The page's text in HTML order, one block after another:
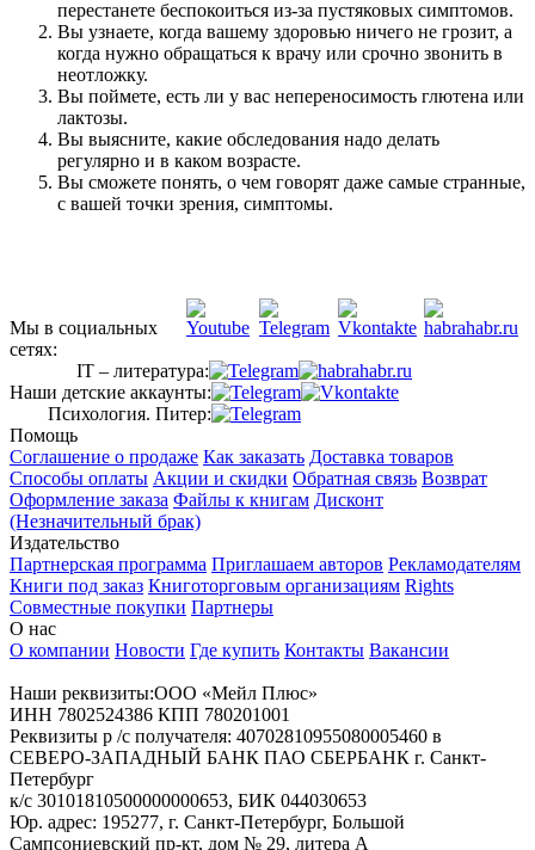
перестанете беспокоиться из-за пустяковых симптомов.
Вы узнаете, когда вашему здоровью ничего не грозит, а
когда нужно обращаться к врачу или срочно звонить в
неотложку.
Вы поймете, есть ли у вас непереносимость глютена или
лактозы.
Вы выясните, какие обследования надо делать
регулярно и в каком возрасте.
Вы сможете понять, о чем говорят даже самые странные,
с вашей точки зрения, симптомы.
Мы в социальных
сетях:
IT – литература:
Наши детские аккаунты:
Психология. Питер:
Помощь
Соглашение о продаже Как заказать Доставка товаров
Способы оплаты Акции и скидки Обратная связь Возврат
Оформление заказа Файлы к книгам Дисконт
(Незначительный брак)
Издательство
Партнерская программа Приглашаем авторов Рекламодателям
Книги под заказ Книготорговым организациям Rights
Совместные покупки Партнеры
О нас
О компании Новости Где купить Контакты Вакансии
Наши реквизиты:ООО «Мейл Плюс»
ИНН 7802524386 КПП 780201001
Реквизиты р /с получателя: 40702810955080005460 в
СЕВЕРО-ЗАПАДНЫЙ БАНК ПАО СБЕРБАНК г. Санкт-
Петербург
к/с 30101810500000000653, БИК 044030653
Юр. адрес: 195277, г. Санкт-Петербург, Большой
Сампсониевский пр-кт, дом № 29, литера А